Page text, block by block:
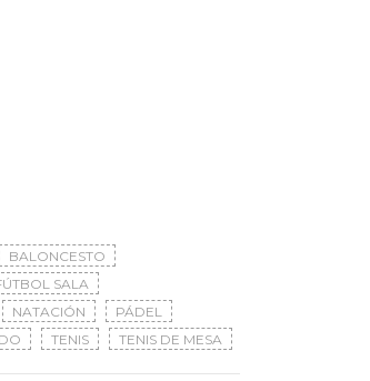
BALONCESTO
SALA
NATACIÓN
PÁDEL
TENIS TENIS DE MESA